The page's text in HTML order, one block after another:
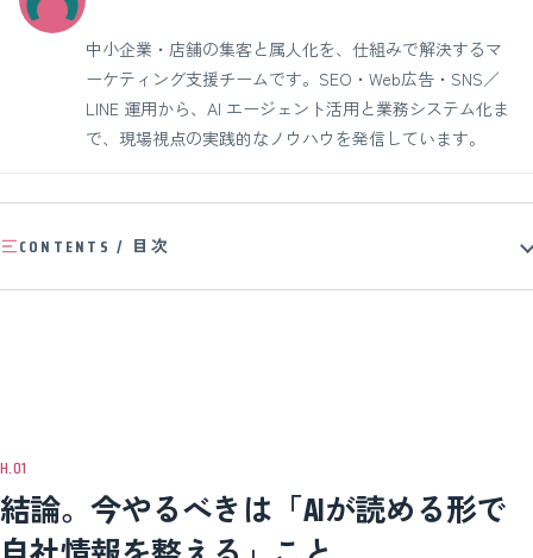
中小企業・店舗の集客と属人化を、仕組みで解決するマ
ーケティング支援チームです。SEO・Web広告・SNS／
LINE 運用から、AI エージェント活用と業務システム化ま
で、現場視点の実践的なノウハウを発信しています。
CONTENTS / 目次
結論。今やるべきは「AIが読める形で